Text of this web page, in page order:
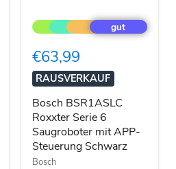
BSR1ASLC
Roxxter
6
Saugroboter
mit
APP-
Steuerung
Schwarz
€63,99
RAUSVERKAUF
Bosch BSR1ASLC
Roxxter Serie 6
Saugroboter mit APP-
Steuerung Schwarz
Bosch